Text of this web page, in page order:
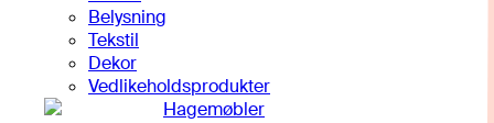
Belysning
Tekstil
Dekor
Vedlikeholdsprodukter
Hagemøbler